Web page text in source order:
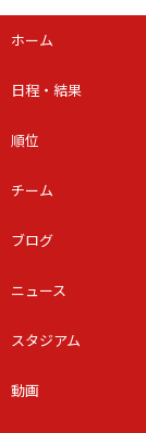
ホーム
日程・結果
順位
チーム
ブログ
ニュース
スタジアム
動画